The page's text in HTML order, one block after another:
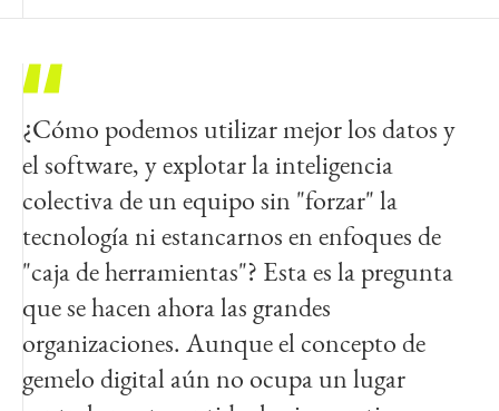
¿Cómo podemos utilizar mejor los datos y
el software, y explotar la inteligencia
colectiva de un equipo sin "forzar" la
tecnología ni estancarnos en enfoques de
"caja de herramientas"? Esta es la pregunta
que se hacen ahora las grandes
organizaciones. Aunque el concepto de
gemelo digital aún no ocupa un lugar